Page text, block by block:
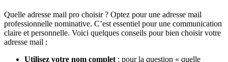
Quelle adresse mail pro choisir ? Optez pour une adresse mail
professionnelle nominative. C’est essentiel pour une communication
claire et personnelle. Voici quelques conseils pour bien choisir votre
adresse mail :
Utilisez votre nom complet : pour la question « quelle